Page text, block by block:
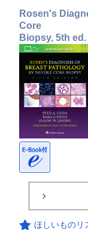
Rosen's
Core
Biopsy, 5th ed.
ほしいものリ